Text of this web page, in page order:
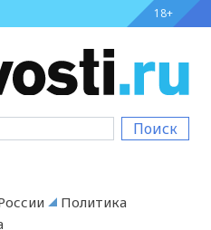
18+
Поиск
Политика